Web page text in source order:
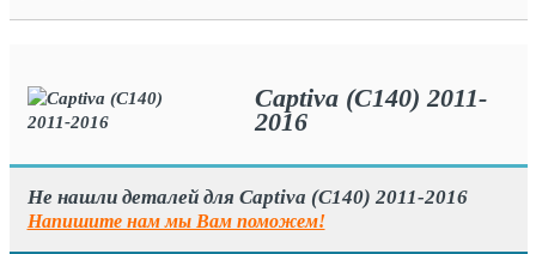
Captiva (C140) 2011-
2016
Не нашли деталей для Captiva (C140) 2011-2016
Напишите нам мы Вам поможем!